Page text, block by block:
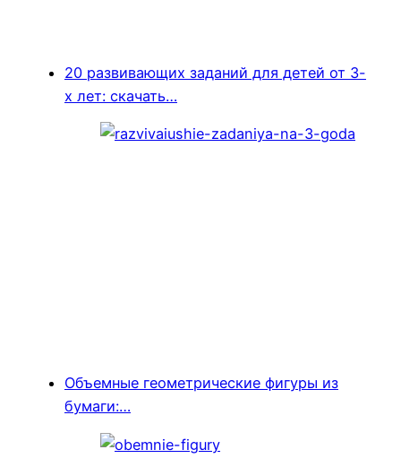
20 развивающих заданий для детей от 3-
х лет: скачать…
Объемные геометрические фигуры из
бумаги:…